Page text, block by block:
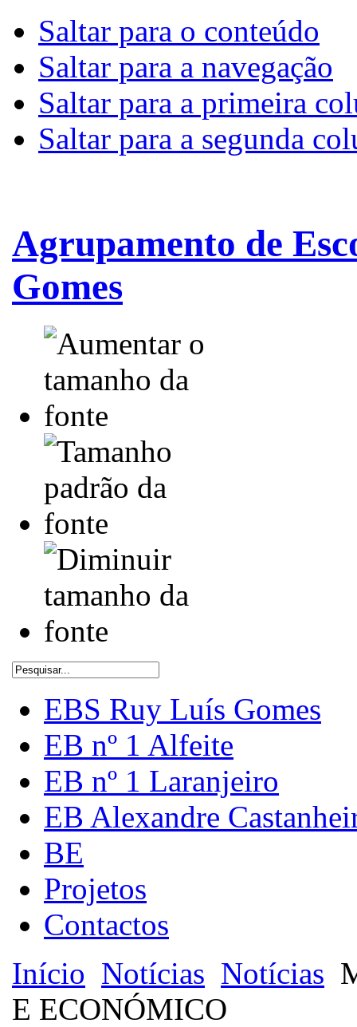
Saltar para o conteúdo
Saltar para a navegação
Saltar para a primeira
Saltar para a segunda
Agrupamento de
Gomes
EBS Ruy Luís Gomes
EB nº 1 Alfeite
EB nº 1 Laranjeiro
EB Alexandre
BE
Projetos
Contactos
Início Notícias Notícias
E ECONÓMICO